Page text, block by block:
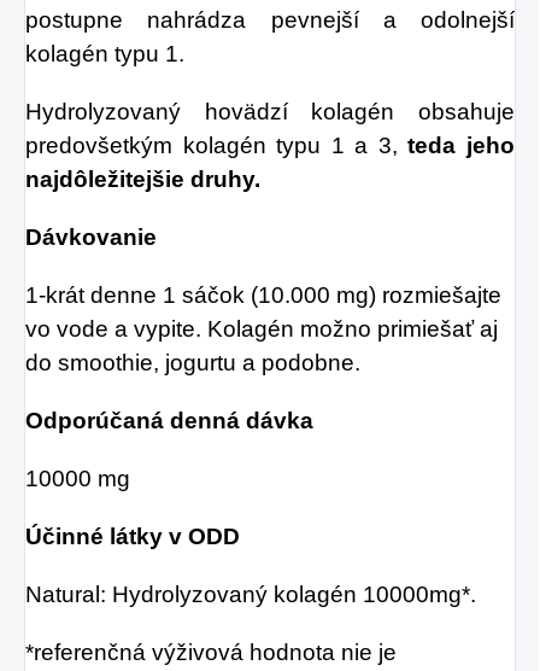
postupne nahrádza pevnejší a odolnejší
kolagén typu 1.
Hydrolyzovaný hovädzí kolagén obsahuje
predovšetkým kolagén typu 1 a 3, teda jeho
najdôležitejšie druhy.
Dávkovanie
1-krát denne 1 sáčok (10.000 mg) rozmiešajte
vo vode a vypite. Kolagén možno primiešať aj
do smoothie, jogurtu a podobne.
Odporúčaná denná dávka
10000 mg
Účinné látky v ODD
Natural: Hydrolyzovaný kolagén 10000mg*.
*referenčná výživová hodnota nie je